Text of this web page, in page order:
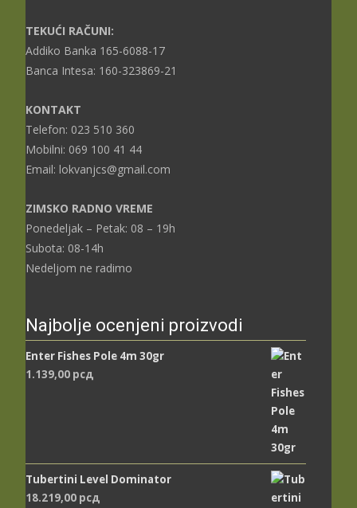
TEKUĆI RAČUNI:
Addiko Banka 165-6088-17
Banca Intesa: 160-323869-21
KONTAKT
Telefon: 023 510 360
Mobilni: 069 100 41 44
Email: lokvanjcs@gmail.com
ZIMSKO RADNO VREME
Ponedeljak – Petak: 08 – 19h
Subota: 08-14h
Nedeljom ne radimo
Najbolje ocenjeni proizvodi
Enter Fishes Pole 4m 30gr
1.139,00 рсд
Tubertini Level Dominator
18.219,00 рсд